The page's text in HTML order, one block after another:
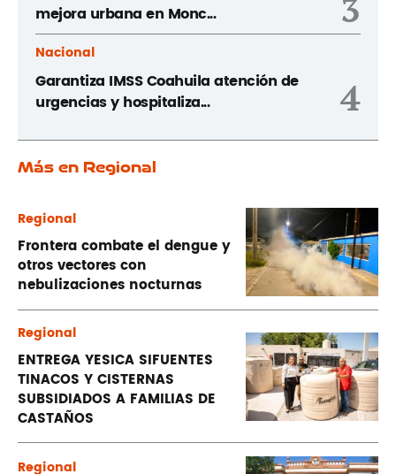
mejora urbana en Monc...
Nacional
Garantiza IMSS Coahuila atención de
urgencias y hospitaliza...
4
Más en Regional
Regional
Frontera combate el dengue y
otros vectores con
nebulizaciones nocturnas
Regional
ENTREGA YESICA SIFUENTES
TINACOS Y CISTERNAS
SUBSIDIADOS A FAMILIAS DE
CASTAÑOS
Regional